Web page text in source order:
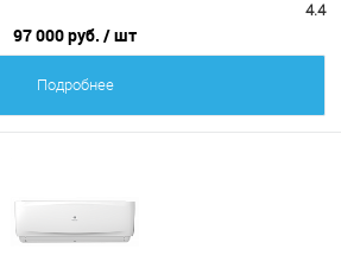
4.4
97 000 руб. / шт
Подробнее